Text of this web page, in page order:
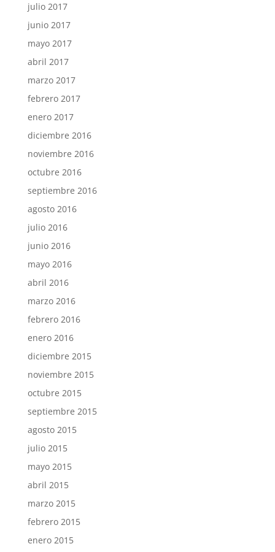
julio 2017
junio 2017
mayo 2017
abril 2017
marzo 2017
febrero 2017
enero 2017
diciembre 2016
noviembre 2016
octubre 2016
septiembre 2016
agosto 2016
julio 2016
junio 2016
mayo 2016
abril 2016
marzo 2016
febrero 2016
enero 2016
diciembre 2015
noviembre 2015
octubre 2015
septiembre 2015
agosto 2015
julio 2015
mayo 2015
abril 2015
marzo 2015
febrero 2015
enero 2015